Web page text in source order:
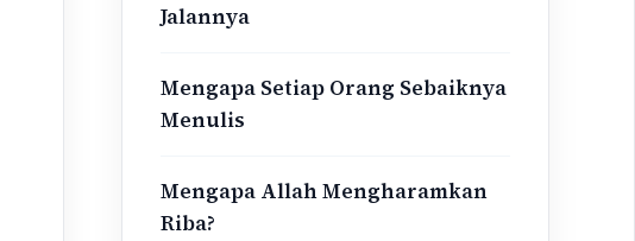
Jalannya
Mengapa Setiap Orang Sebaiknya
Menulis
Mengapa Allah Mengharamkan
Riba?